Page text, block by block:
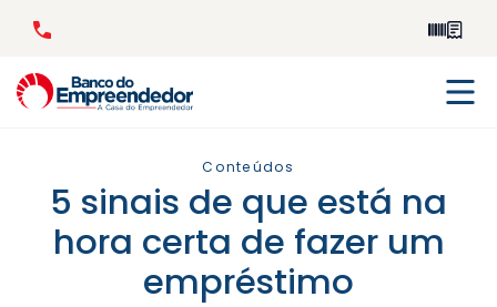
Conteúdos
5 sinais de que está na
hora certa de fazer um
empréstimo